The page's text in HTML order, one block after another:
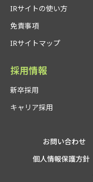
IRサイトの使い方
免責事項
IRサイトマップ
採用情報
新卒採用
キャリア採用
お問い合わせ
個人情報保護方針